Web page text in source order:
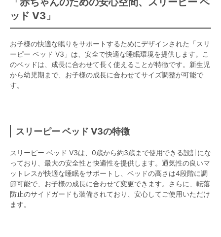
ッド V3」
お子様の快適な眠りをサポートするためにデザインされた「スリ
ーピー ベッド V3」は、安全で快適な睡眠環境を提供します。こ
のベッドは、成長に合わせて長く使えることが特徴です。新生児
から幼児期まで、お子様の成長に合わせてサイズ調整が可能で
す。
スリーピー ベッド V3の特徴
スリーピー ベッド V3は、0歳から約3歳まで使用できる設計にな
っており、最大の安全性と快適性を提供します。通気性の良いマ
ットレスが快適な睡眠をサポートし、ベッドの高さは4段階に調
節可能で、お子様の成長に合わせて変更できます。さらに、転落
防止のサイドガードも装備されており、安心してご使用いただけ
ます。